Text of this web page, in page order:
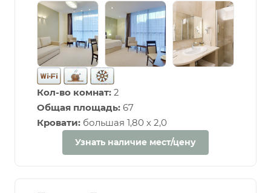
Кол-во комнат: 2
Общая площадь: 67
Кровати: большая 1,80 х 2,0
Узнать наличие мест/цену